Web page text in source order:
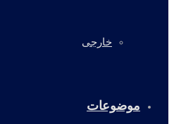
خارجی
موضوعات